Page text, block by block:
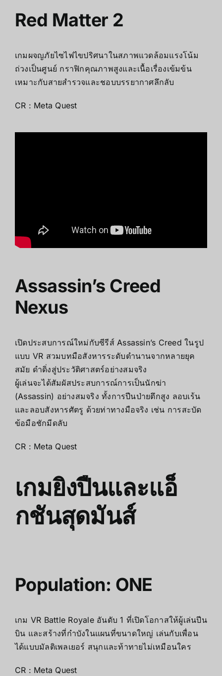
Red Matter 2
เกมผจญภัยไซไฟไขปริศนาในสภาพแวดล้อมแรงโน้ม
ถ่วงเป็นศูนย์ กราฟิกคุณภาพสูงและเนื้อเรื่องเข้มข้น
เหมาะกับสายสำรวจและชอบบรรยากาศลึกลับ
CR : Meta Quest
Assassin’s Creed
Nexus
เปิดประสบการณ์ใหม่กับซีรีส์ Assassin’s Creed ในรูป
แบบ VR สวมบทมือสังหารระดับตำนานจากหลายยุค
สมัย ดำดิ่งสู่ประวัติศาสตร์อย่างสมจริง
ผู้เล่นจะได้สัมผัสประสบการณ์การเป็นนักฆ่า
(Assassin) อย่างสมจริง ทั้งการปีนป่ายตึกสูง ลอบเร้น
และลอบสังหารศัตรู ด้วยท่าทางมือจริง เช่น การสะบัด
ข้อมือชักมีดลับ
CR : Meta Quest
เกมยิงปืนและแอ็
กชันสุดมันส์
Population: ONE
เกม VR Battle Royale อันดับ 1 ที่เปิดโอกาสให้ผู้เล่นปีน
บิน และสร้างที่กำบังในแผนที่ขนาดใหญ่ เล่นกับเพื่อน
ได้แบบมัลติเพลเยอร์ สนุกและท้าทายไม่เหมือนใคร
CR : Meta Quest